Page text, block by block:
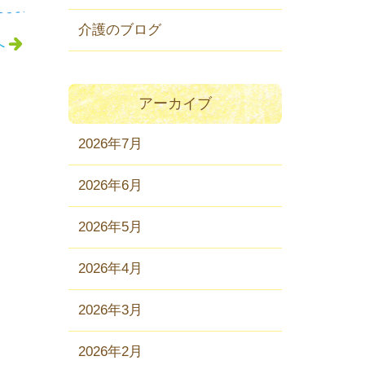
介護のブログ
アーカイブ
2026年7月
2026年6月
2026年5月
2026年4月
2026年3月
2026年2月